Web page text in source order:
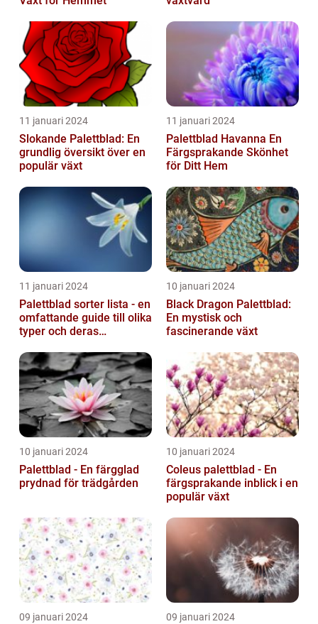
11 januari 2024
Slokande Palettblad: En
grundlig översikt över en
populär växt
11 januari 2024
Palettblad Havanna En
Färgsprakande Skönhet
för Ditt Hem
11 januari 2024
Palettblad sorter lista - en
omfattande guide till olika
typer och deras
10 januari 2024
Black Dragon Palettblad:
En mystisk och
fascinerande växt
10 januari 2024
Palettblad - En färgglad
prydnad för trädgården
10 januari 2024
Coleus palettblad - En
färgsprakande inblick i en
populär växt
09 januari 2024 09 januari 2024